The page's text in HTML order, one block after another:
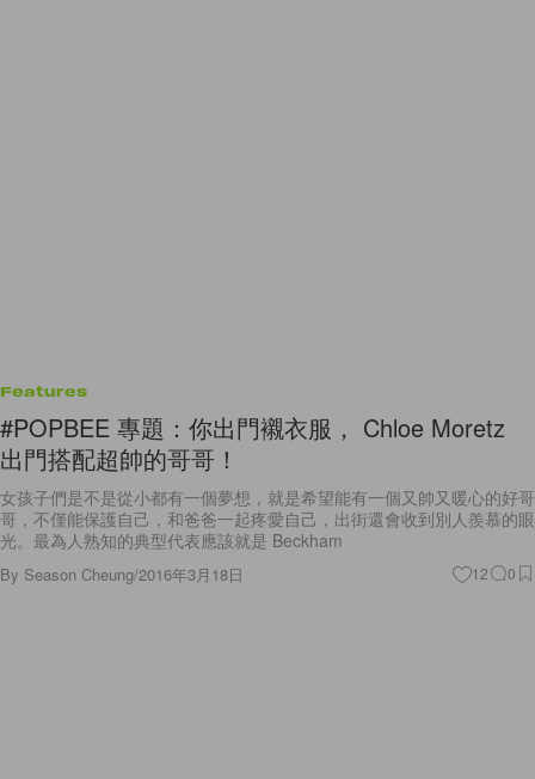
Features
#POPBEE 專題：你出門襯衣服， Chloe Moretz
出門搭配超帥的哥哥！
女孩子們是不是從小都有一個夢想，就是希望能有一個又帥又暖心的好哥
哥，不僅能保護自己，和爸爸一起疼愛自己，出街還會收到別人羨慕的眼
光。最為人熟知的典型代表應該就是 Beckham
By Season Cheung/2016年3月18日 12 0